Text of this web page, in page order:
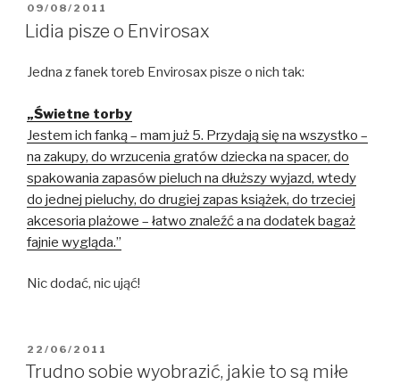
OPUBLIKOWANE
W
09/08/2011
Lidia pisze o Envirosax
Jedna z fanek toreb Envirosax pisze o nich tak:
„Świetne torby
Jestem ich fanką – mam już 5. Przydają się na wszystko –
na zakupy, do wrzucenia gratów dziecka na spacer, do
spakowania zapasów pieluch na dłuższy wyjazd, wtedy
do jednej pieluchy, do drugiej zapas książek, do trzeciej
akcesoria plażowe – łatwo znaleźć a na dodatek bagaż
fajnie wygląda.”
Nic dodać, nic ująć!
OPUBLIKOWANE
W
22/06/2011
Trudno sobie wyobrazić, jakie to są miłe